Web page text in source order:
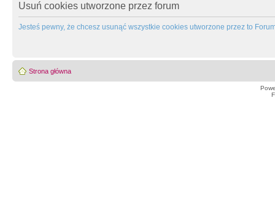
Usuń cookies utworzone przez forum
Jesteś pewny, że chcesz usunąć wszystkie cookies utworzone przez to
Strona główna